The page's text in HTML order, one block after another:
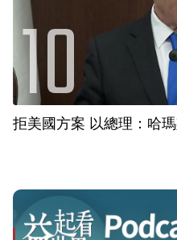
拒美國方案 以總理：哈